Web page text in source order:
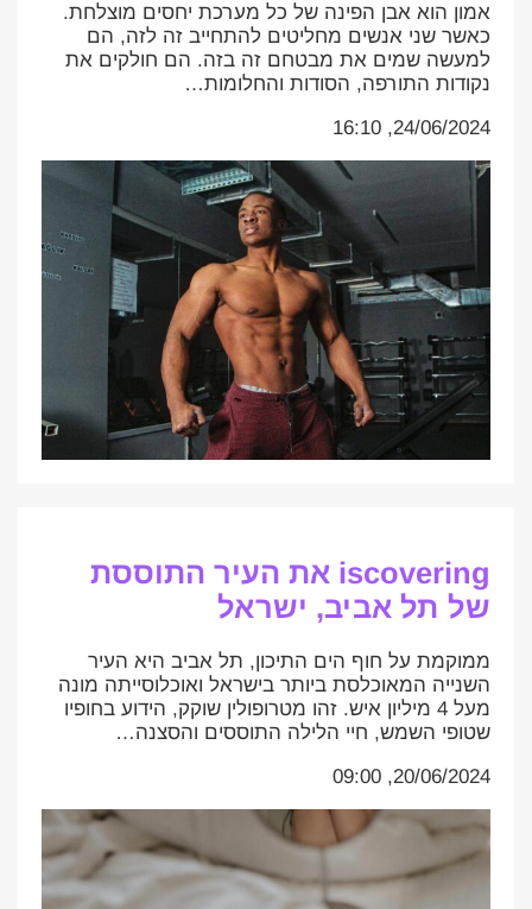
אמון הוא אבן הפינה של כל מערכת יחסים מוצלחת.
כאשר שני אנשים מחליטים להתחייב זה לזה, הם
למעשה שמים את מבטחם זה בזה. הם חולקים את
נקודות התורפה, הסודות והחלומות…
24/06/2024, 16:10
iscovering את העיר התוססת
של תל אביב, ישראל
ממוקמת על חוף הים התיכון, תל אביב היא העיר
השנייה המאוכלסת ביותר בישראל ואוכלוסייתה מונה
מעל 4 מיליון איש. זהו מטרופולין שוקק, הידוע בחופיו
שטופי השמש, חיי הלילה התוססים והסצנה…
20/06/2024, 09:00